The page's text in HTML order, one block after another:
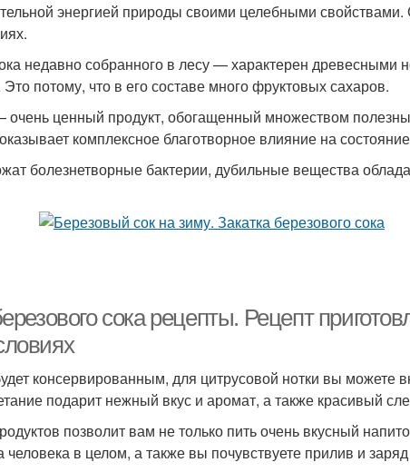
энергией природы своими целебными
недавно собранного в лесу — характерен
потому, что в его составе много фруктовых сахаров.
ценный продукт, обогащенный множеством
комплексное благотворное влияние на
болезнетворные бактерии, дубильные вещества
сока рецепты. Рецепт
консервированным, для цитрусовой нотки вы можете
подарит нежный вкус и аромат, а также красивый
позволит вам не только пить очень вкусный
человека в целом, а также вы почувствуете прилив и